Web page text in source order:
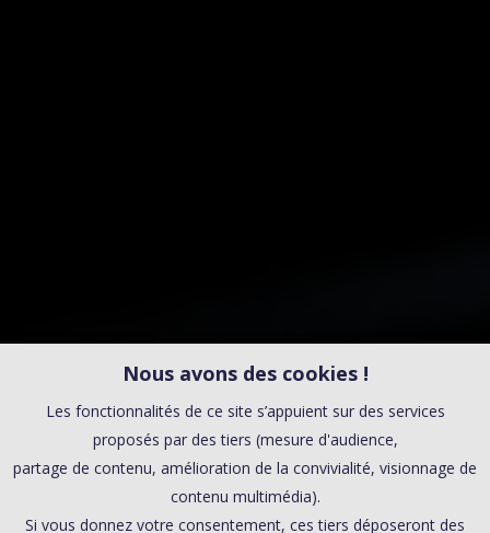
Nous avons des cookies !
Les fonctionnalités de ce site s’appuient sur des services
proposés par des tiers (mesure d'audience,
partage de contenu, amélioration de la convivialité, visionnage de
contenu multimédia).
Si vous donnez votre consentement, ces tiers déposeront des